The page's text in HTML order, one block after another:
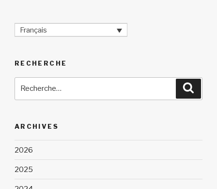
Français
RECHERCHE
ARCHIVES
2026
2025